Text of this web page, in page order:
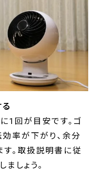
1回が目安です。ゴ
率が下がり、余分
。取扱説明書に従
しょう。